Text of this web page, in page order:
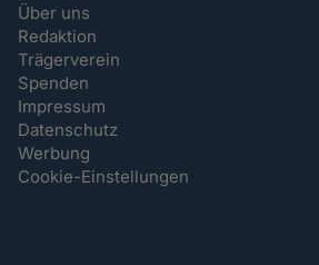
Über uns
Redaktion
Trägerverein
Spenden
Impressum
Datenschutz
Werbung
Cookie-Einstellungen